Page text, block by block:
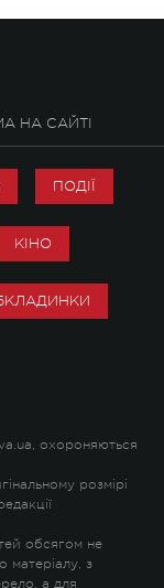
НА САЙТІ
ПОДІЇ
КІНО
охороняються
розмірі
обсягом не
матеріалу, з
а для